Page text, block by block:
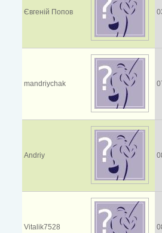
Євгеній Попов
mandriychak
Andriy
Vitalik7528